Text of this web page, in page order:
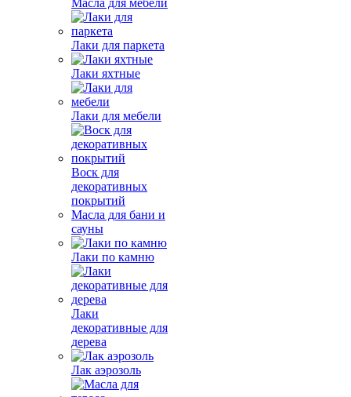
Масла для мебели
Лаки для паркета
Лаки яхтные
Лаки для мебели
Воск для
декоративных
покрытий
Масла для бани и
сауны
Лаки по камню
Лаки
декоративные для
дерева
Лак аэрозоль